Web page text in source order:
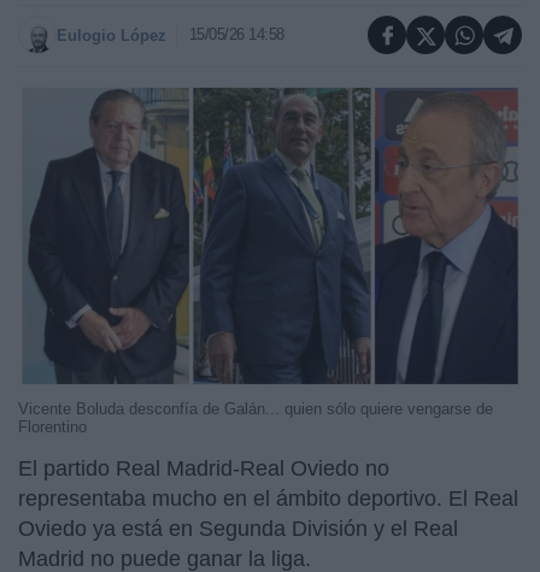
Eulogio López 15/05/26 14:58
Vicente Boluda desconfía de Galán... quien sólo quiere vengarse de
Florentino
El partido Real Madrid-Real Oviedo no
representaba mucho en el ámbito deportivo. El Real
Oviedo ya está en Segunda División y el Real
Madrid no puede ganar la liga.